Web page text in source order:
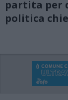
partita per
politica